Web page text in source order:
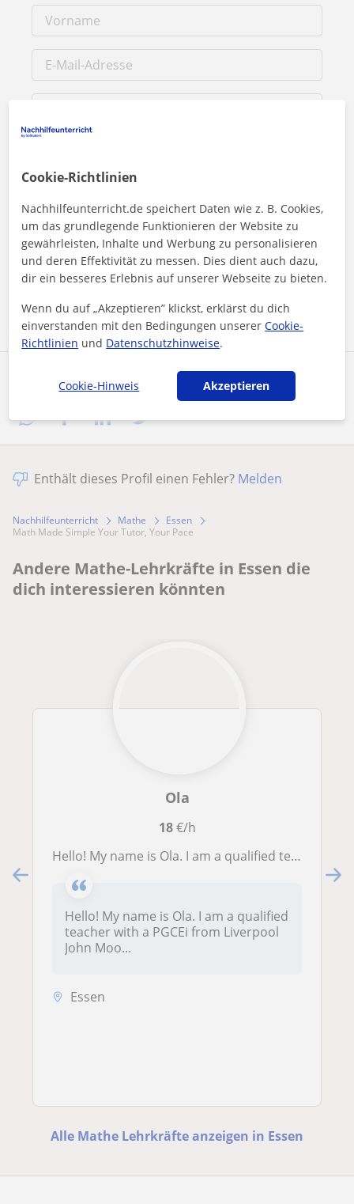
Profil teilen
Durch Klicken auf eine der beiden Schaltflächen stimmen Sie
unseremImpressumund unsererDatenschutzerklärungzu
Enthält dieses Profil einen Fehler? Melden
Nachhilfeunterricht Mathe
Essen
Math Made Simple Your Tutor, Your Pace
Andere Mathe-Lehrkräfte in Essen die
dich interessieren könnten
Ola
18€/h
Hello! My name is Ola. I am a qualified teacher with a PGCEi from Liverpool John Moores University in the UK and extensive experie
Hello! My name is Ola. I am a qualified
teacher with a PGCEi from Liverpool
John Moo...
Essen
Alle Mathe Lehrkräfte anzeigen in Essen
Cookie-Richtlinien
Nachhilfeunterricht.de speichert Daten wie z. B. Cookies,
um das grundlegende Funktionieren der Website zu
gewährleisten, Inhalte und Werbung zu personalisieren
und deren Effektivität zu messen. Dies dient auch dazu,
dir ein besseres Erlebnis auf unserer Webseite zu bieten.
Wenn du auf „Akzeptieren” klickst, erklärst du dich
einverstanden mit den Bedingungen unsererCookie-
Richtlinien und Datenschutzhinweise.
Cookie-Hinweis Akzeptieren